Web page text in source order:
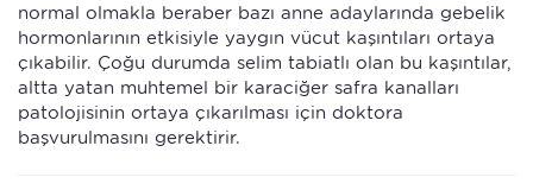
normal olmakla beraber bazı anne adaylarında gebelik
hormonlarının etkisiyle yaygın vücut kaşıntıları ortaya
çıkabilir. Çoğu durumda selim tabiatlı olan bu kaşıntılar,
altta yatan muhtemel bir karaciğer safra kanalları
patolojisinin ortaya çıkarılması için doktora
başvurulmasını gerektirir.